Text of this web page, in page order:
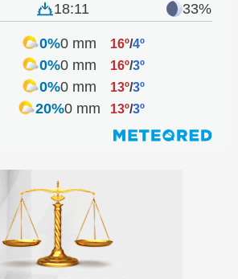
18:11 33%
0%0 mm 16º/4º
0%0 mm 16º/3º
0%0 mm 13º/3º
20%0 mm 13º/3º